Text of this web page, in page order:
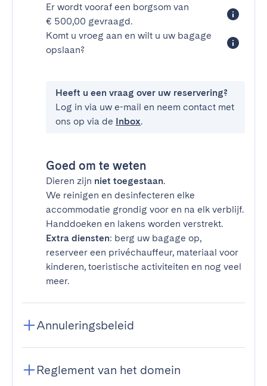
Er wordt vooraf een borgsom van
€ 500,00 gevraagd.
Komt u vroeg aan en wilt u uw bagage
opslaan?
Heeft u een vraag over uw reservering?
Log in via uw e-mail en neem contact met
ons op via de Inbox.
Goed om te weten
Dieren zijn niet toegestaan.
We reinigen en desinfecteren elke
accommodatie grondig voor en na elk verblijf.
Handdoeken en lakens worden verstrekt.
Extra diensten: berg uw bagage op,
reserveer een privéchauffeur, materiaal voor
kinderen, toeristische activiteiten en nog veel
meer.
Annuleringsbeleid
Reglement van het domein